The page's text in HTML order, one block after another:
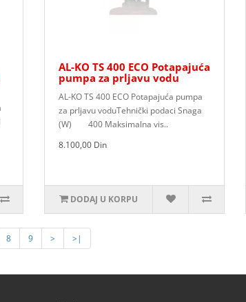
AL-KO TS 400 ECO Potapajuća
pumpa za prljavu vodu
AL-KO TS 400 ECO Potapajuća pumpa
za prljavu voduTehnički podaci Snaga
(W) 400 Maksimalna vis..
8.100,00 Din
DODAJ U KORPU
8 9 > >|